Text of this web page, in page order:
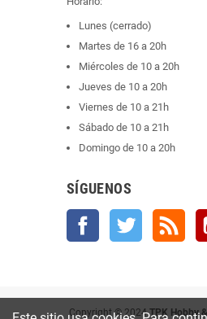
Lunes (cerrado)
Martes de 16 a 20h
Miércoles de 10 a 20h
Jueves de 10 a 20h
Viernes de 10 a 21h
Sábado de 10 a 21h
Domingo de 10 a 20h
SÍGUENOS
Facebook Twitter
Copyright © 2024TPK Hobby